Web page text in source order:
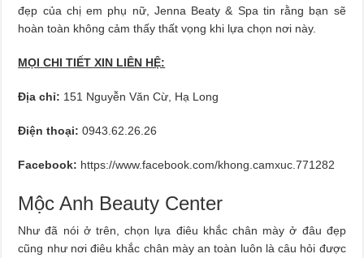
đẹp của chị em phụ nữ, Jenna Beaty & Spa tin rằng bạn sẽ
hoàn toàn không cảm thấy thất vọng khi lựa chọn nơi này.
MỌI CHI TIẾT XIN LIÊN HỆ:
Địa chỉ: 151 Nguyễn Văn Cừ, Hạ Long
Điện thoại: 0943.62.26.26
Facebook: https://www.facebook.com/khong.camxuc.771282
Mộc Anh Beauty Center
Như đã nói ở trên, chọn lựa điêu khắc chân mày ở đâu đẹp
cũng như nơi điêu khắc chân mày an toàn luôn là câu hỏi được